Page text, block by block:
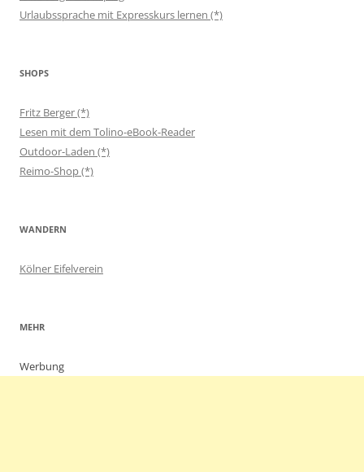
Urlaubssprache mit Expresskurs lernen (*)
SHOPS
Fritz Berger (*)
Lesen mit dem Tolino-eBook-Reader
Outdoor-Laden (*)
Reimo-Shop (*)
WANDERN
Kölner Eifelverein
MEHR
Werbung